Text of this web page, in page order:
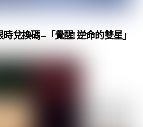
兌換碼 –「覺醒! 逆命的雙星」